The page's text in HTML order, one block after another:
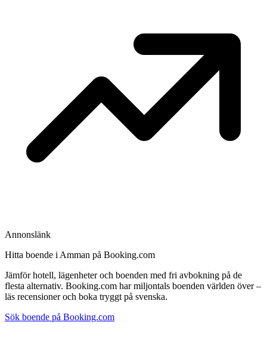
Annonslänk
Hitta boende i Amman på Booking.com
Jämför hotell, lägenheter och boenden med fri avbokning på de
flesta alternativ. Booking.com har miljontals boenden världen över –
läs recensioner och boka tryggt på svenska.
Sök boende på Booking.com